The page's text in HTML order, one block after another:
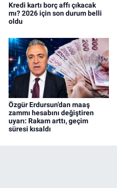
Kredi kartı borç affı çıkacak
mı? 2026 için son durum belli
oldu
Özgür Erdursun’dan maaş
zammı hesabını değiştiren
uyarı: Rakam arttı, geçim
süresi kısaldı